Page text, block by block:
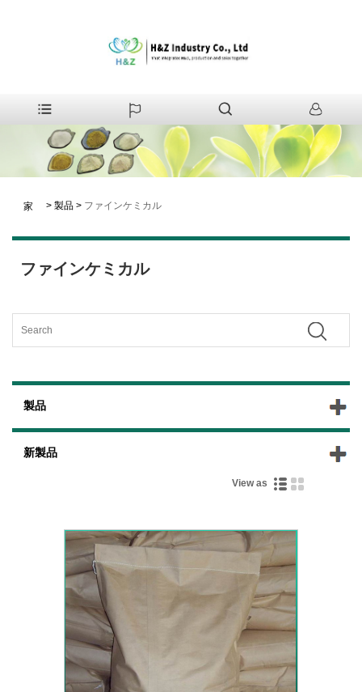
家 > 製品 > ファインケミカル
ファインケミカル
製品
新製品
View as